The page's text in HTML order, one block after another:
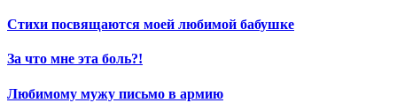
Стихи посвящаются моей любимой бабушке
За что мне эта боль?!
Любимому мужу письмо в армию